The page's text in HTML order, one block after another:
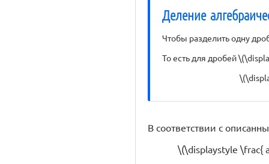
Деление
Чтобы разделить одну
То есть для дробей
В соответствии с
\(\displaystyle \frac{